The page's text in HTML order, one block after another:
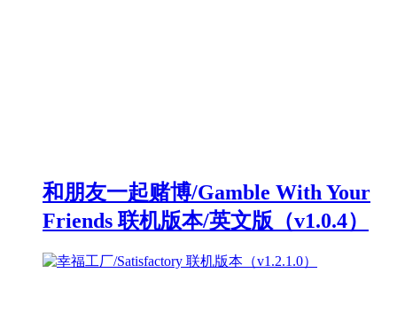
和朋友一起赌博/Gamble With Your
Friends 联机版本/英文版（v1.0.4）